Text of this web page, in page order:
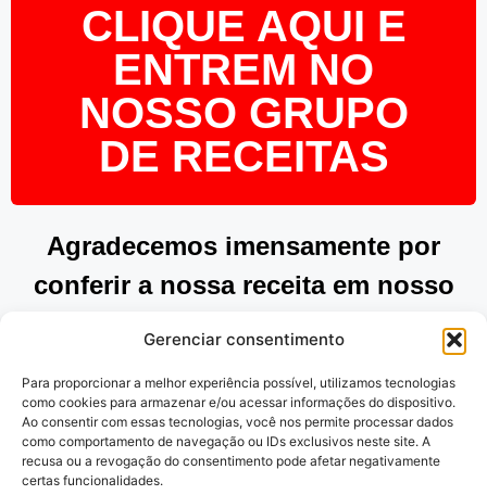
Gerenciar consentimento
Para proporcionar a melhor experiência possível, utilizamos tecnologias
como cookies para armazenar e/ou acessar informações do dispositivo.
Ao consentir com essas tecnologias, você nos permite processar dados
como comportamento de navegação ou IDs exclusivos neste site. A
recusa ou a revogação do consentimento pode afetar negativamente
certas funcionalidades.
CLIQUE AQUI E
ENTREM NO
NOSSO GRUPO
DE RECEITAS
Agradecemos imensamente por
conferir a nossa receita em nosso
encontrado inspiração e praticidade
para preparar pratos deliciosos.
Continue explorando as nossas
opções e desfrute de momentos